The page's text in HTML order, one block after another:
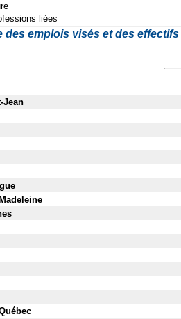
liées
emplois visés et des effectifs